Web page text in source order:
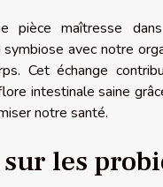
pièce maîtresse
avec notre
Cet échange
intestinale saine
notre santé.
les